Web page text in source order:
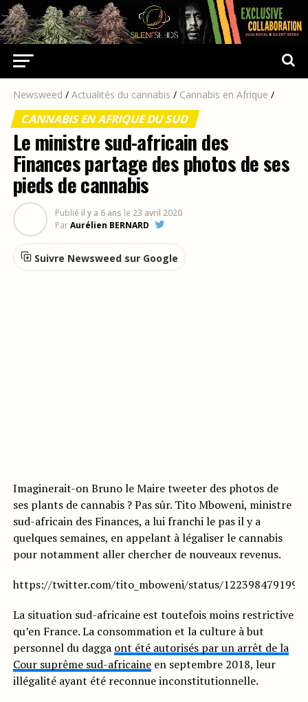
Newsweed / Actualités du cannabis / Cannabis en Afrique /
CANNABIS EN AFRIQUE DU SUD
Le ministre sud-africain des
Finances partage des photos de ses
pieds de cannabis
Publié il y a 6 ans le 23 avril 2020
ParAurélien BERNARD
Suivre Newsweed sur Google
Imaginerait-on Bruno le Maire tweeter des photos de
ses plants de cannabis ? Pas sûr. Tito Mboweni, ministre
sud-africain des Finances, a lui franchi le pas il y a
quelques semaines, en appelant à légaliser le cannabis
pour notamment aller chercher de nouveaux revenus.
https://twitter.com/tito_mboweni/status/
La situation sud-africaine est toutefois moins restrictive
qu’en France. La consommation et la culture à but
personnel du dagga ont été autorisés par un arrêt de la
Cour suprême sud-africaineen septembre 2018, leur
illégalité ayant été reconnue inconstitutionnelle.